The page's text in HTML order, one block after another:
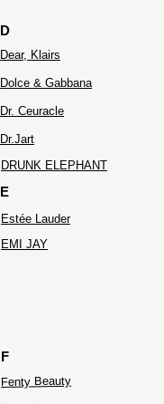
Dr. Ceuracle
Estée Lauder
EMI JAY
Fenty Beauty
Dr.Jart
DRUNK ELEPHANT
Dolce & Gabbana
Dear, Klairs
D
E
F